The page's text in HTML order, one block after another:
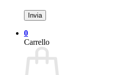
0
Carrello